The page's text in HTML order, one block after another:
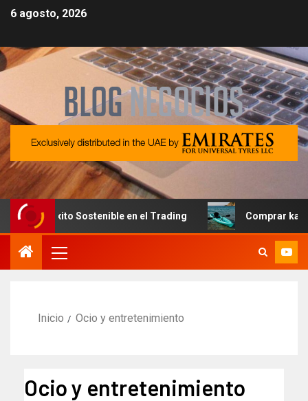
6 agosto, 2026
Sostenible en el Trading Comprar kayak en
Inicio Ocio y entretenimiento
Ocio y entretenimiento